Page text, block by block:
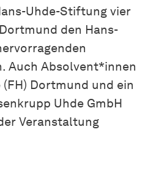
Uhde-Stiftung vier
den Hans-
Auch Absolvent*innen
Dortmund und ein
Uhde GmbH
Veranstaltung